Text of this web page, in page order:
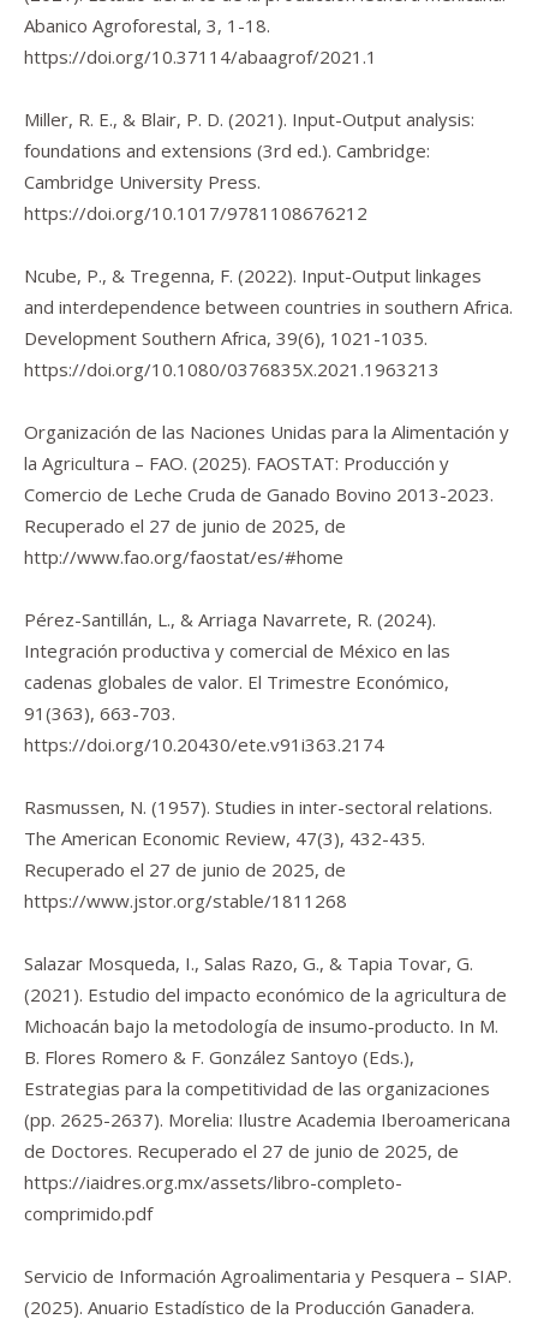
Abanico Agroforestal, 3, 1-18.
https://doi.org/10.37114/abaagrof/2021.1
Miller, R. E., & Blair, P. D. (2021). Input-Output analysis:
foundations and extensions (3rd ed.). Cambridge:
Cambridge University Press.
https://doi.org/10.1017/9781108676212
Ncube, P., & Tregenna, F. (2022). Input-Output linkages
and interdependence between countries in southern Africa.
Development Southern Africa, 39(6), 1021-1035.
https://doi.org/10.1080/0376835X.2021.1963213
Organización de las Naciones Unidas para la Alimentación y
la Agricultura – FAO. (2025). FAOSTAT: Producción y
Comercio de Leche Cruda de Ganado Bovino 2013-2023.
Recuperado el 27 de junio de 2025, de
http://www.fao.org/faostat/es/#home
Pérez-Santillán, L., & Arriaga Navarrete, R. (2024).
Integración productiva y comercial de México en las
cadenas globales de valor. El Trimestre Económico,
91 (363), 663-703.
https://doi.org/10.20430/ete.v91i363.2174
Rasmussen, N. (1957). Studies in inter-sectoral relations.
The American Economic Review, 47(3), 432-435.
Recuperado el 27 de junio de 2025, de
https://www.jstor.org/stable/1811268
Salazar Mosqueda, I., Salas Razo, G., & Tapia Tovar, G.
(2021). Estudio del impacto económico de la agricultura de
Michoacán bajo la metodología de insumo-producto. In M.
B. Flores Romero & F. González Santoyo (Eds.),
Estrategias para la competitividad de las organizaciones
(pp. 2625-2637). Morelia: Ilustre Academia Iberoamericana
de Doctores. Recuperado el 27 de junio de 2025, de
https://iaidres.org.mx/assets/libro-completo-
comprimido.pdf
Servicio de Información Agroalimentaria y Pesquera – SIAP.
(2025). Anuario Estadístico de la Producción Ganadera.